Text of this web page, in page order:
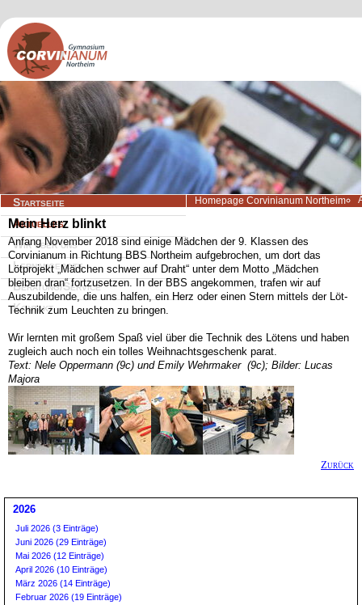
Navigation
überspringen
Startseite
Aktuelles
Wir über uns
Lernangebote
Beratung/Service
Kontakt
Homepage Corvinianum Northeim
Mein Herz blinkt
Anfang November 2018 sind einige Mädchen der 9. Klassen des
Corvinianum in Richtung BBS Northeim aufgebrochen, um dort das
Lötprojekt „Mädchen schwer auf Draht“ unter dem Motto „Mädchen
bleiben dran“ fortzusetzen. In der BBS angekommen, trafen wir auf
Auszubildende, die uns halfen, ein Herz oder einen Stern mittels der Löt-
Technik zum Leuchten zu bringen.
Wir lernten mit großem Spaß viel über die Technik des Lötens und haben
zugleich auch noch ein tolles Weihnachtsgeschenk parat.
Text: Nele Oppermann (9c) und Emily Wehrmaker (9c); Bilder: Lucas
Majora
Zurück
2026
Juli 2026 (3 Einträge)
Juni 2026 (29 Einträge)
Mai 2026 (12 Einträge)
April 2026 (10 Einträge)
März 2026 (14 Einträge)
Februar 2026 (19 Einträge)